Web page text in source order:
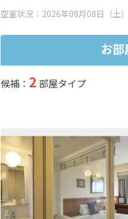
空室状況：2026年08月08日（土
お部
候補： 2 部屋タイプ